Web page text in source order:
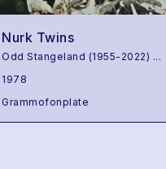
Nurk Twins
Odd Stangeland (1955-2022) ...
1978
Grammofonplate